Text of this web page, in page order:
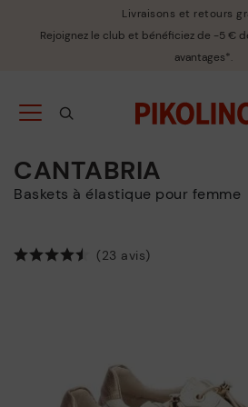
Livraisons et retours
Rejoignez le club et bénéficiez de -5 €
avantages*.
CANTABRIA
Baskets à élastique pour femme
(23 avis)